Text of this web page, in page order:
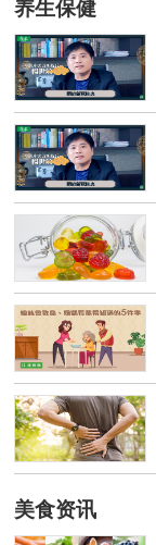
养生保健
美食资讯